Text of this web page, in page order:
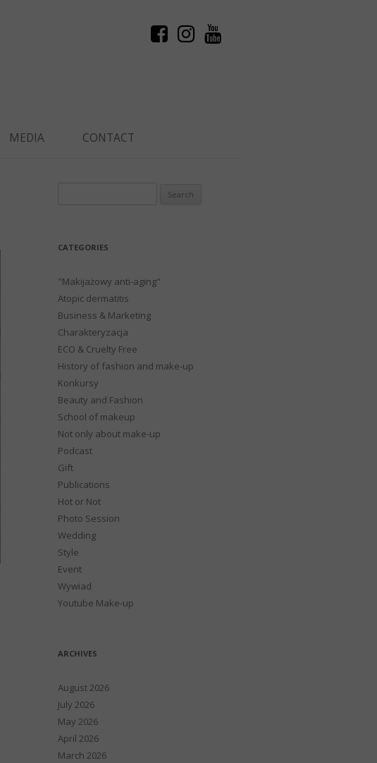
MEDIA CONTACT
CATEGORIES
"Makijażowy anti-aging"
Atopic dermatitis
Business & Marketing
Charakteryzacja
ECO & Cruelty Free
History of fashion and make-up
Konkursy
Beauty and Fashion
School of makeup
Not only about make-up
Podcast
Gift
Publications
Hot or Not
Photo Session
Wedding
Style
Event
Wywiad
Youtube Make-up
ARCHIVES
August 2026
July 2026
May 2026
April 2026
March 2026